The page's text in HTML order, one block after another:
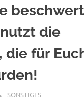
beschwert
die
die für
SONSTIGES